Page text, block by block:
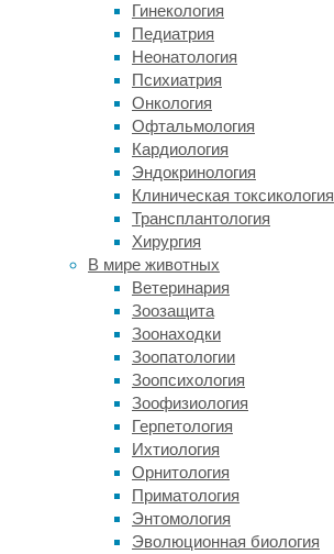
Гинекология
Педиатрия
Неонатология
Психиатрия
Онкология
Офтальмология
Кардиология
Эндокринология
Клиническая токсикология
Трансплантология
Хирургия
В мире животных
Ветеринария
Зоозащита
Зоонаходки
Зоопатологии
Зоопсихология
Зоофизиология
Герпетология
Ихтиология
Орнитология
Приматология
Энтомология
Эволюционная биология
мозг
попадают
уже
продукты
распада.
Однако
группа
американских
нейробиологов
из
Института
алкоголизма
Национальных
институтов
здоровья
США
выяснила,
что
окисление
ацетата
может
происходить